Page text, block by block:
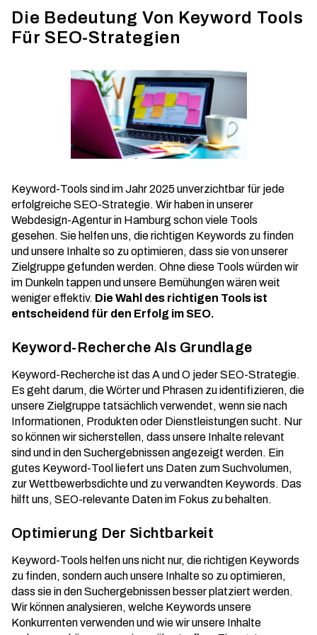
Die Bedeutung Von Keyword Tools
Für SEO-Strategien
Keyword-Tools sind im Jahr 2025 unverzichtbar für jede
erfolgreiche SEO-Strategie. Wir haben in unserer
Webdesign-Agenturin Hamburg schon viele Tools
gesehen. Sie helfen uns, die richtigen Keywords zu finden
und unsere Inhalte so zu optimieren, dass sie von unserer
Zielgruppe gefunden werden. Ohne diese Tools würden wir
im Dunkeln tappen und unsere Bemühungen wären weit
weniger effektiv. Die Wahl des richtigen Tools ist
entscheidend für den Erfolg im SEO.
Keyword-Recherche Als Grundlage
Keyword-Recherche ist das A und O jeder SEO-Strategie.
Es geht darum, die Wörter und Phrasen zu identifizieren, die
unsere Zielgruppe tatsächlich verwendet, wenn sie nach
Informationen, Produkten oder Dienstleistungen sucht. Nur
so können wir sicherstellen, dass unsere Inhalte relevant
sind und in den Suchergebnissen angezeigt werden. Ein
gutes Keyword-Tool liefert uns Daten zum Suchvolumen,
zur Wettbewerbsdichte und zu verwandten Keywords. Das
hilft uns, SEO-relevante Datenim Fokus zu behalten.
Optimierung Der Sichtbarkeit
Keyword-Tools helfen uns nicht nur, die richtigen Keywords
zu finden, sondern auch unsere Inhalte so zu optimieren,
dass sie in den Suchergebnissen besser platziert werden.
Wir können analysieren, welche Keywords unsere
Konkurrenten verwenden und wie wir unsere Inhalte